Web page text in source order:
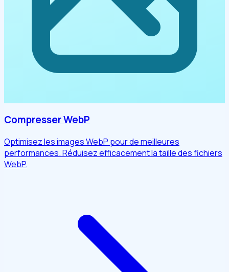
Compresser WebP
Optimisez les images WebP pour de meilleures
performances. Réduisez efficacement la taille des fichiers
WebP.